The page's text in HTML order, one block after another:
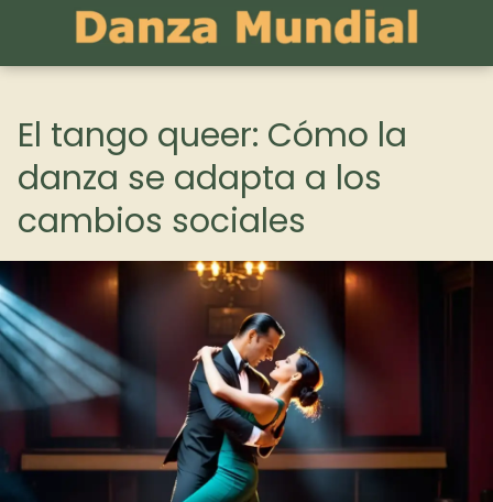
El tango queer: Cómo la
danza se adapta a los
cambios sociales